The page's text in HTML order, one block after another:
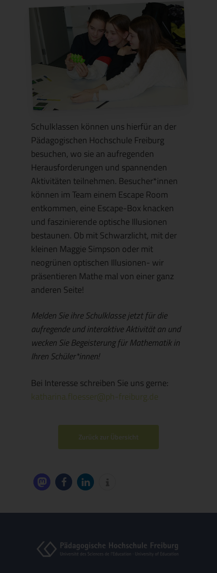
Schulklassen können uns hierfür an der
Pädagogischen Hochschule Freiburg
besuchen, wo sie an aufregenden
Herausforderungen und spannenden
Aktivitäten teilnehmen. Besucher*innen
können im Team einem Escape Room
entkommen, eine Escape-Box knacken
und faszinierende optische Illusionen
bestaunen. Ob mit Schwarzlicht, mit der
kleinen Maggie Simpson oder mit
neogrünen optischen Illusionen- wir
präsentieren Mathe mal von einer ganz
anderen Seite!
Melden Sie ihre Schulklasse jetzt für die
aufregende und interaktive Aktivität an und
wecken Sie Begeisterung für Mathematik in
Ihren Schüler*innen!
Bei Interesse schreiben Sie uns gerne:
katharina.floesser@ph-freiburg.de
Zurück zur Übersicht